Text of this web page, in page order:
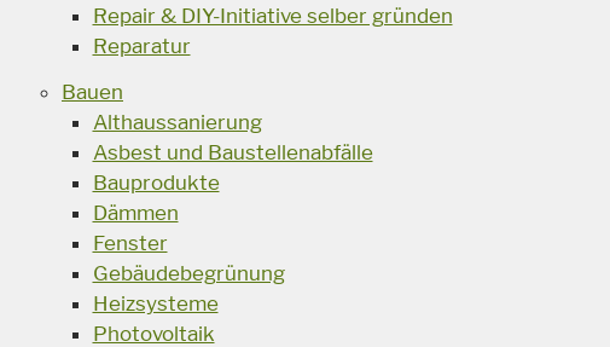
Repair & DIY-Initiative selber gründen
Reparatur
Bauen
Althaussanierung
Asbest und Baustellenabfälle
Bauprodukte
Dämmen
Fenster
Gebäudebegrünung
Heizsysteme
Photovoltaik